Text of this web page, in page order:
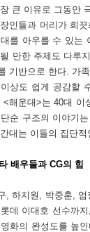
큰 이유로 그동안
인들과 머리가 희
를 아우를 수 있는
만한 주제도 다루
기반으로 한다. 가
상도 쉽게 공감할
<해운대>는 40대 이
순 구조의 이야기
대는 이들의 집단
배우들과 CG의 힘
, 하지원, 박중훈,
데 이대호 선수까
화의 완성도를 높